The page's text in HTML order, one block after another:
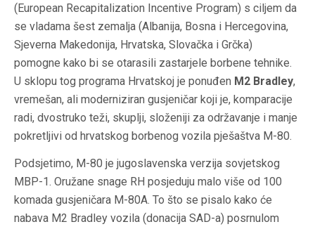
(European Recapitalization Incentive Program) s ciljem da
se vladama šest zemalja (Albanija, Bosna i Hercegovina,
Sjeverna Makedonija, Hrvatska, Slovačka i Grčka)
pomogne kako bi se otarasili zastarjele borbene tehnike.
U sklopu tog programa Hrvatskoj je ponuđen M2 Bradley,
vremešan, ali moderniziran gusjeničar koji je, komparacije
radi, dvostruko teži, skuplji, složeniji za održavanje i manje
pokretljivi od hrvatskog borbenog vozila pješaštva M-80.
Podsjetimo, M-80 je jugoslavenska verzija sovjetskog
MBP-1. Oružane snage RH posjeduju malo više od 100
komada gusjeničara M-80A. To što se pisalo kako će
nabava M2 Bradley vozila (donacija SAD-a) posrnulom